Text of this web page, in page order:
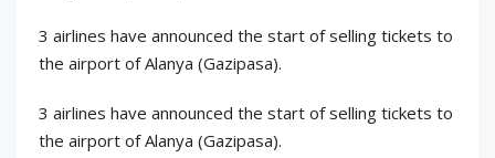
3 airlines have announced the start of selling tickets to
the airport of Alanya (Gazipasa).
3 airlines have announced the start of selling tickets to
the airport of Alanya (Gazipasa).